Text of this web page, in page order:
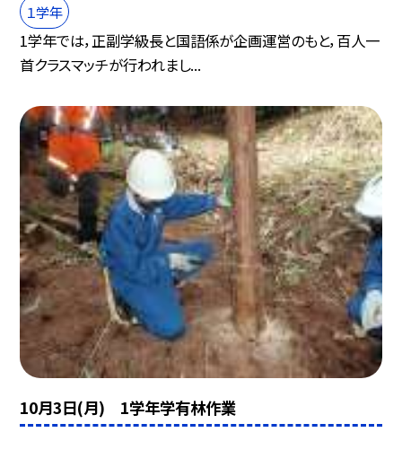
１学年
1学年では，正副学級長と国語係が企画運営のもと，百人一
首クラスマッチが行われまし...
10月3日(月) 1学年学有林作業